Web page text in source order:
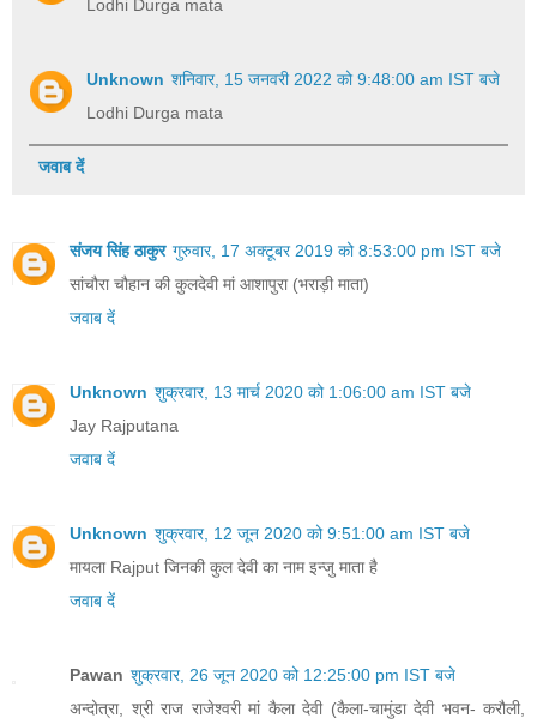
Lodhi Durga mata
Unknown शनिवार, 15 जनवरी 2022 को 9:48:00 am IST बजे
Lodhi Durga mata
जवाब दें
संजय सिंह ठाकुर गुरुवार, 17 अक्टूबर 2019 को 8:53:00 pm IST बजे
सांचौरा चौहान की कुलदेवी मां आशापुरा (भराड़ी माता)
जवाब दें
Unknown शुक्रवार, 13 मार्च 2020 को 1:06:00 am IST बजे
Jay Rajputana
जवाब दें
Unknown शुक्रवार, 12 जून 2020 को 9:51:00 am IST बजे
मायला Rajput जिनकी कुल देवी का नाम इन्जु माता है
जवाब दें
Pawan शुक्रवार, 26 जून 2020 को 12:25:00 pm IST बजे
अन्दोत्रा, श्री राज राजेश्वरी मां कैला देवी (कैला-चामुंडा देवी भवन- करौली,